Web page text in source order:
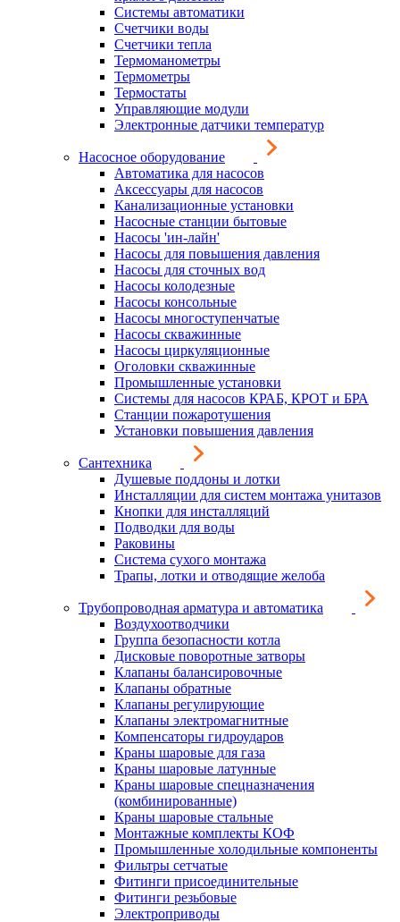
Системы автоматики
Счетчики воды
Счетчики тепла
Термоманометры
Термометры
Термостаты
Управляющие модули
Электронные датчики температур
Насосное оборудование
Автоматика для насосов
Аксессуары для насосов
Канализационные установки
Насосные станции бытовые
Насосы 'ин-лайн'
Насосы для повышения давления
Насосы для сточных вод
Насосы колодезные
Насосы консольные
Насосы многоступенчатые
Насосы скважинные
Насосы циркуляционные
Оголовки скважинные
Промышленные установки
Системы для насосов КРАБ, КРОТ и БРА
Станции пожаротушения
Установки повышения давления
Сантехника
Душевые поддоны и лотки
Инсталляции для систем монтажа унитазов
Кнопки для инсталляций
Подводки для воды
Раковины
Система сухого монтажа
Трапы, лотки и отводящие желоба
Трубопроводная арматура и автоматика
Воздухоотводчики
Группа безопасности котла
Дисковые поворотные затворы
Клапаны балансировочные
Клапаны обратные
Клапаны регулирующие
Клапаны электромагнитные
Компенсаторы гидроударов
Краны шаровые для газа
Краны шаровые латунные
Краны шаровые спецназначения
(комбинированные)
Краны шаровые стальные
Монтажные комплекты КОФ
Промышленные холодильные компоненты
Фильтры сетчатые
Фитинги присоединительные
Фитинги резьбовые
Электроприводы